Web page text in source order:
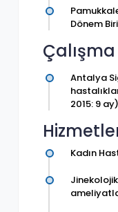
Dönem
Antalya
2015: 9 ay)
Kadın